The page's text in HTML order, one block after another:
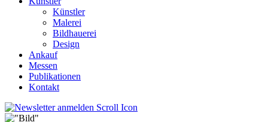
Künstler
Malerei
Bildhauerei
Design
Ankauf
Messen
Publikationen
Kontakt